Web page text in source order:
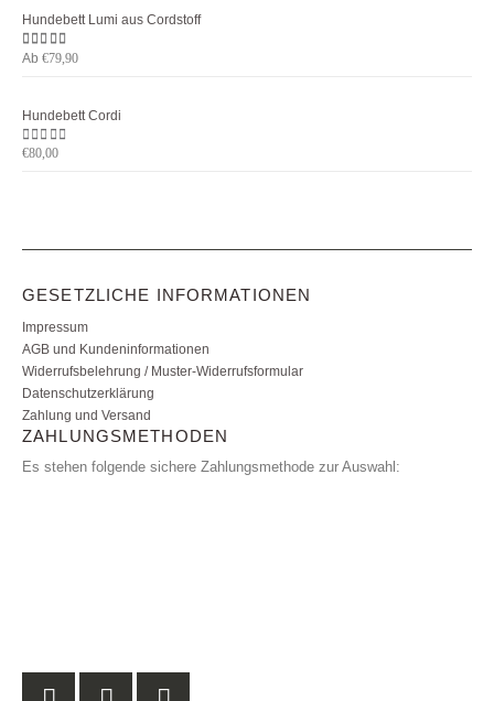
Hundebett Lumi aus Cordstoff
5.00von 5
Ab €79,90
Hundebett Cordi
0von 5
€80,00
GESETZLICHE INFORMATIONEN
Impressum
AGB und Kundeninformationen
Widerrufsbelehrung / Muster-Widerrufsformular
Datenschutzerklärung
Zahlung und Versand
ZAHLUNGSMETHODEN
Es stehen folgende sichere Zahlungsmethode zur Auswahl: